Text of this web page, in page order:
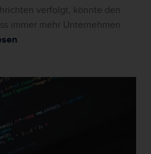
verfolgt, könnte den
immer mehr Unternehmen